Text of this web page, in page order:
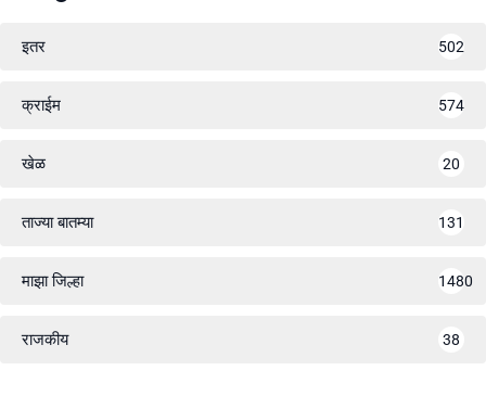
इतर 502
क्राईम 574
खेळ 20
ताज्या बातम्या 131
माझा जिल्हा 1480
राजकीय 38